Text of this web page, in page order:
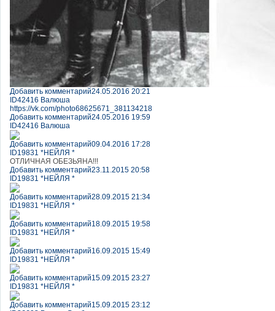
Добавить комментарий24.05.2016 20:21
ID42416 Валюша
https://vk.com/photo68625671_381134218
Добавить комментарий24.05.2016 19:59
ID42416 Валюша
Добавить комментарий09.04.2016 17:28
ID19831 *НЕЙЛЯ *
ОТЛИЧНАЯ ОБЕЗЬЯНА!!!
Добавить комментарий23.11.2015 20:58
ID19831 *НЕЙЛЯ *
Добавить комментарий28.09.2015 21:34
ID19831 *НЕЙЛЯ *
Добавить комментарий18.09.2015 19:58
ID19831 *НЕЙЛЯ *
Добавить комментарий16.09.2015 15:49
ID19831 *НЕЙЛЯ *
Добавить комментарий15.09.2015 23:27
ID19831 *НЕЙЛЯ *
Добавить комментарий15.09.2015 23:12